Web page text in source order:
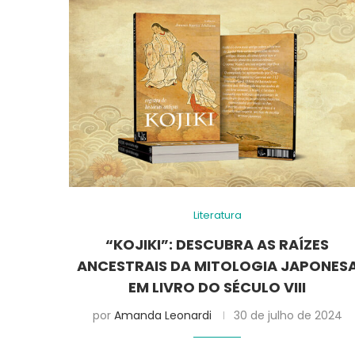
Literatura
“KOJIKI”: DESCUBRA AS RAÍZES
ANCESTRAIS DA MITOLOGIA
EM LIVRO DO SÉCULO VIII
por Amanda Leonardi 30 de julho de 2024